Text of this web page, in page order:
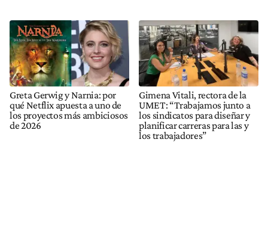
Greta Gerwig y Narnia: por
qué Netflix apuesta a uno de
los proyectos más ambiciosos
de 2026
Gimena Vitali, rectora de la
UMET: “Trabajamos junto a
los sindicatos para diseñar y
planificar carreras para las y
los trabajadores”